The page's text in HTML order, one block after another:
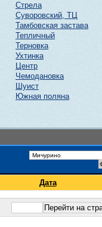
Стрела
Суворовский, ТЦ
Тамбовская застава
Тепличный
Терновка
Ухтинка
Центр
Чемодановка
Шуист
Южная поляна
Дата